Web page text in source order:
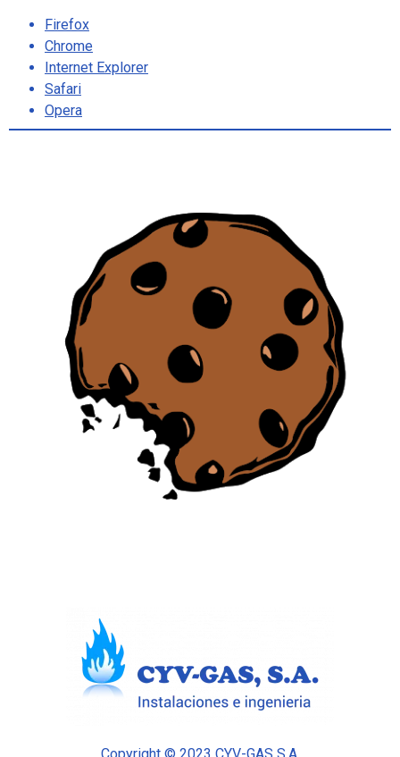
Firefox
Chrome
Internet Explorer
Safari
Opera
Copyright © 2023 CYV-GAS S.A.